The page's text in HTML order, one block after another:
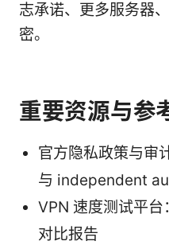
志承诺、更多服务器
密。
重要资源与参
官方隐私政策与
与 independent
VPN 速度测试平
对比报告